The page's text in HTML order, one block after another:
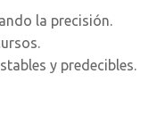
la precisión.
y predecibles.